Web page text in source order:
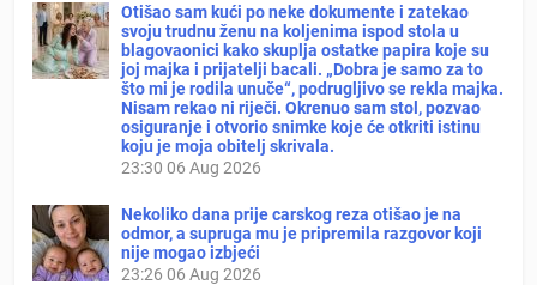
Otišao sam kući po neke dokumente i zatekao
svoju trudnu ženu na koljenima ispod stola u
blagovaonici kako skuplja ostatke papira koje su
joj majka i prijatelji bacali. „Dobra je samo za to
što mi je rodila unuče“, podrugljivo se rekla majka.
Nisam rekao ni riječi. Okrenuo sam stol, pozvao
osiguranje i otvorio snimke koje će otkriti istinu
koju je moja obitelj skrivala.
23:30 06 Aug 2026
Nekoliko dana prije carskog reza otišao je na
odmor, a supruga mu je pripremila razgovor koji
nije mogao izbjeći
23:26 06 Aug 2026